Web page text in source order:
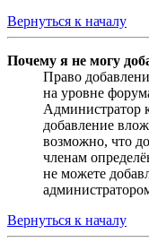
Вернуться к началу
Почему я не могу
Право
на уровне
Администратор
добавление
возможно, что
членам
не можете
Вернуться к началу